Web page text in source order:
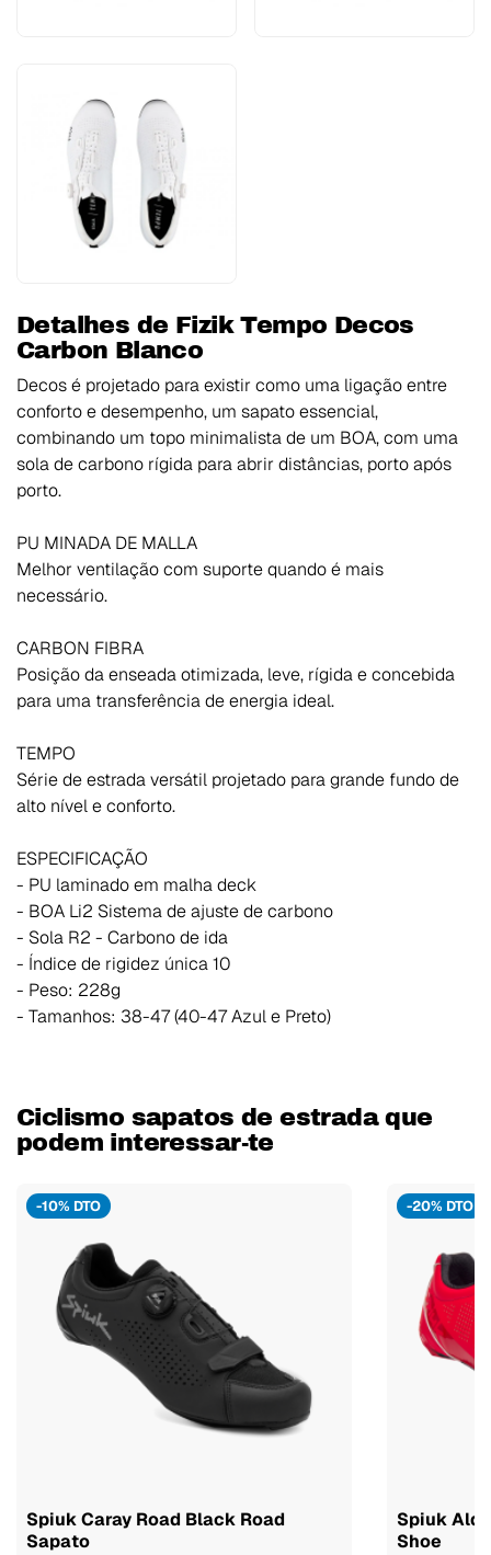
Detalhes de Fizik Tempo Decos
Carbon Blanco
Decos é projetado para existir como uma ligação entre
conforto e desempenho, um sapato essencial,
combinando um topo minimalista de um BOA, com uma
sola de carbono rígida para abrir distâncias, porto após
porto.
PU MINADA DE MALLA
Melhor ventilação com suporte quando é mais
necessário.
CARBON FIBRA
Posição da enseada otimizada, leve, rígida e concebida
para uma transferência de energia ideal.
TEMPO
Série de estrada versátil projetado para grande fundo de
alto nível e conforto.
ESPECIFICAÇÃO
- PU laminado em malha deck
- BOA Li2 Sistema de ajuste de carbono
- Sola R2 - Carbono de ida
- Índice de rigidez única 10
- Peso: 228g
- Tamanhos: 38-47 (40-47 Azul e Preto)
Ciclismo sapatos de estrada que
podem interessar-te
-10% DTO
Spiuk Caray Road Black Road
Sapato
-20% DTO
Spiuk
Shoe